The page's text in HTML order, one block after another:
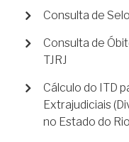
Consulta de
Consulta de
TJRJ
Cálculo do ITD
Extrajudiciais
no Estado do